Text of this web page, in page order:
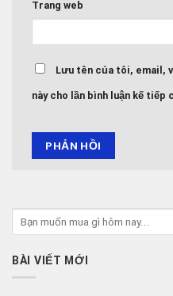
Trang web
Lưu tên của tôi, email,
này cho lần bình luận kế tiếp
BÀI VIẾT MỚI